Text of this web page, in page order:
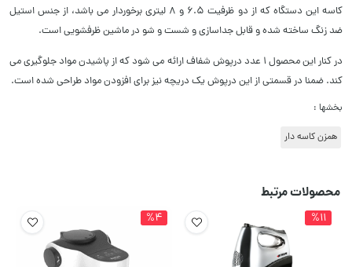
کاسه این دستگاه که از دو ظرفیت 6.5 و 8 لیتری برخوردار می باشد، از جنس استیل
ضد زنگ ساخته شده و قابل جداسازی و شست و شو در ماشین ظرفشویی است.
در کنار این محصول 1 عدد درپوش شفاف ارائه می شود که از پاشیدن مواد جلوگیری می
کند. ضمنا در قسمتی از این درپوش یک دریچه نیز برای افزودن مواد طراحی شده است.
بخشها :
همزن کاسه دار
محصولات مرتبط
%11
%4